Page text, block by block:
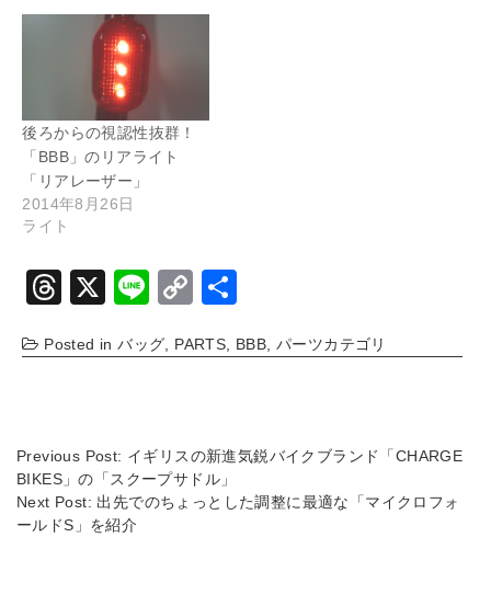
後ろからの視認性抜群！
「BBB」のリアライト
「リアレーザー」
2014年8月26日
ライト
T
e
s
X
Li
e
C
p
n
k
Posted inバッグ PARTS BBB ,パーツカテゴリ
Previous Post: イギリスの新進気鋭バイクブランド「CHARGE
BIKES」の「スクープサドル」
Next Post: 出先でのちょっとした調整に最適な「マイクロフォ
ールドS」を紹介